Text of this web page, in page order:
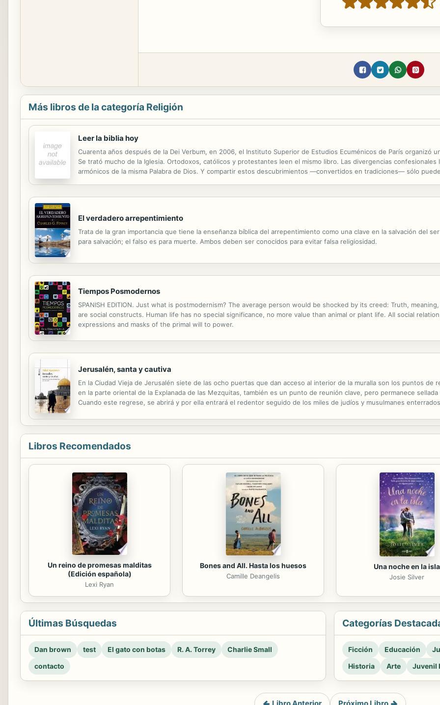
Más libros de la categoría Religión
Leer la biblia hoy
Cuarenta años después de la Dei Verbum, en 2006, el Instituto Superior de Estudios Ecuménicos de París organizó
Se trató mucho de la Iglesia. Ortodoxos, católicos y protestantes leen el mismo libro. Las divergencias
armónicos de la misma Palabra de Dios. Y compartir estos descubrimientos —convertidos en tradiciones— sólo
El verdadero arrepentimiento
Trata de la gran importancia que tiene la enseñanza bíblica del arrepentimiento como una clave en la salvación del
para salvación; el falso es para muerte. Ambos deben ser conocidos para evitar falsa religiosidad.
Tiempos Posmodernos
SPANISH EDITION. Just what is postmodernism? The average person would be shocked by its creed: Truth,
are social constructs. Human life has no special significance, no more value than animal or plant life. All social
expressions and masks of the primal will to power.
Jerusalén, santa y cautiva
En la Ciudad Vieja de Jerusalén siete de las ocho puertas que dan acceso al interior de la muralla son los puntos de
en la parte oriental de la Explanada de las Mezquitas, también es un punto de reunión clave, pero permanece
Cuando este regrese, se abrirá y por ella entrará el redentor seguido de los miles de judíos y musulmanes
Libros Recomendados
Un reino de promesas malditas
(Edición española)
Lexi Ryan
Bones and All. Hasta los huesos
Camille Deangelis
Una noche en la isla
Josie Silver
Últimas Búsquedas
Dan brown test El gato con botas R. A. Torrey
Charlie Small
contacto
Categorías
Ficción Educación
Historia
Arte Juvenil